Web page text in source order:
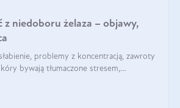
niedoboru żelaza – objawy,
problemy z koncentracją, zawroty
bywają tłumaczone stresem,